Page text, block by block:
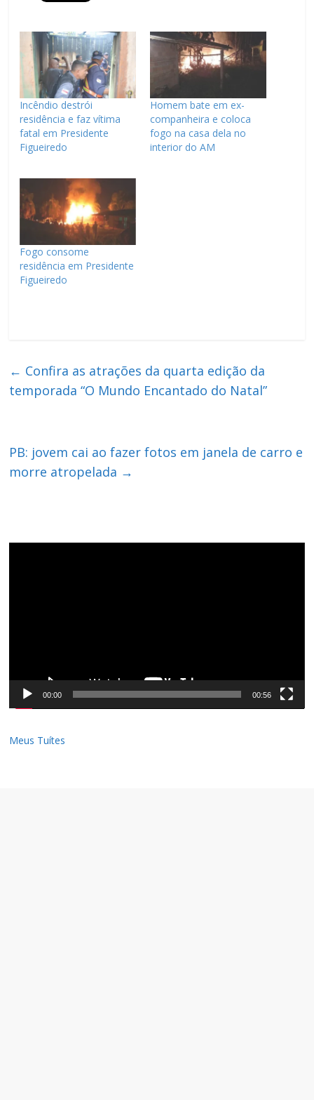
Incêndio destrói
residência e faz vítima
fatal em Presidente
Figueiredo
Homem bate em ex-
companheira e coloca
fogo na casa dela no
interior do AM
Fogo consome
residência em Presidente
Figueiredo
← Confira as atrações da quarta edição da
temporada “O Mundo Encantado do Natal”
PB: jovem cai ao fazer fotos em janela de carro e
morre atropelada →
00:00 00:56
Meus Tuítes